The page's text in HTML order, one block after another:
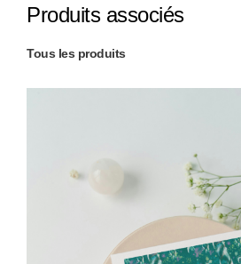
Produits associés
Tous les produits